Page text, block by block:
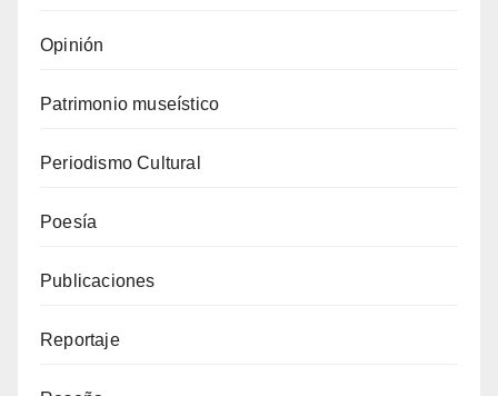
Opinión
Patrimonio museístico
Periodismo Cultural
Poesía
Publicaciones
Reportaje